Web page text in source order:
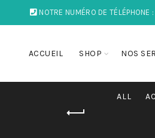
NOTRE NUMÉRO DE TÉLÉPHONE :
ACCUEIL SHOP NOS
ALL